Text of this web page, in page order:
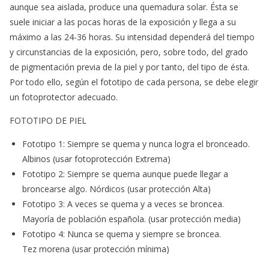
aunque sea aislada, produce una quemadura solar. Ésta se
suele iniciar a las pocas horas de la exposición y llega a su
máximo a las 24-36 horas. Su intensidad dependerá del tiempo
y circunstancias de la exposición, pero, sobre todo, del grado
de pigmentación previa de la piel y por tanto, del tipo de ésta.
Por todo ello, según el fototipo de cada persona, se debe elegir
un fotoprotector adecuado.
FOTOTIPO DE PIEL
Fototipo 1: Siempre se quema y nunca logra el bronceado.
Albinos (usar fotoprotección Extrema)
Fototipo 2: Siempre se quema aunque puede llegar a
broncearse algo. Nórdicos (usar protección Alta)
Fototipo 3: A veces se quema y a veces se broncea.
Mayoría de población española. (usar protección media)
Fototipo 4: Nunca se quema y siempre se broncea.
Tez morena (usar protección mínima)